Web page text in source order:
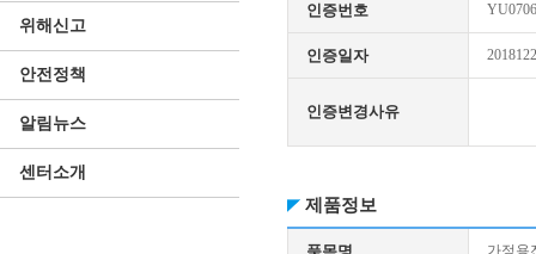
위해신고
안전정책
알림뉴스
센터소개
인증번호
인증일자
인증변경사유
제품정보
가정용